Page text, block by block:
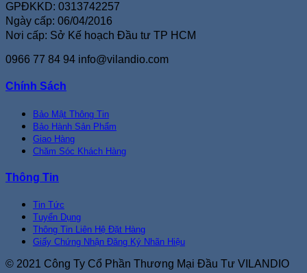
GPĐKKD: 0313742257
Ngày cấp: 06/04/2016
Nơi cấp: Sở Kế hoạch Đầu tư TP HCM
0966 77 84 94 info@vilandio.com
Chính Sách
Bảo Mật Thông Tin
Bảo Hành Sản Phẩm
Giao Hàng
Chăm Sóc Khách Hàng
Thông Tin
Tin Tức
Tuyển Dụng
Thông Tin Liên Hệ Đặt Hàng
Giấy Chứng Nhận Đăng Ký Nhãn Hiệu
© 2021 Công Ty Cổ Phần Thương Mại Đầu Tư VILANDIO